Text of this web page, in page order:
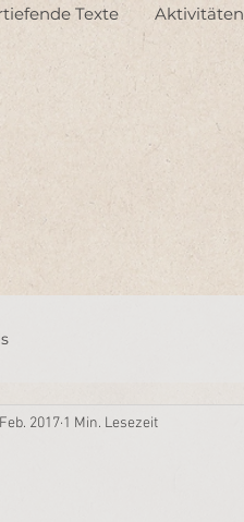
Texte Aktivitäten
2017 1 Min. Lesezeit